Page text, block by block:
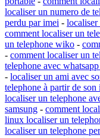
localiser un numero de
perdu par imei - localiser
comment localiser un
un telephone wiko -
- comment localiser un
telephone avec
- localiser un ami avec
telephone à partir de son
localiser un telephone
samsung - comment
linux localiser un
localiser un telephone